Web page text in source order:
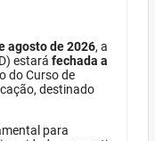
agosto de 2026, a
estará fechada a
do Curso de
destinado
para